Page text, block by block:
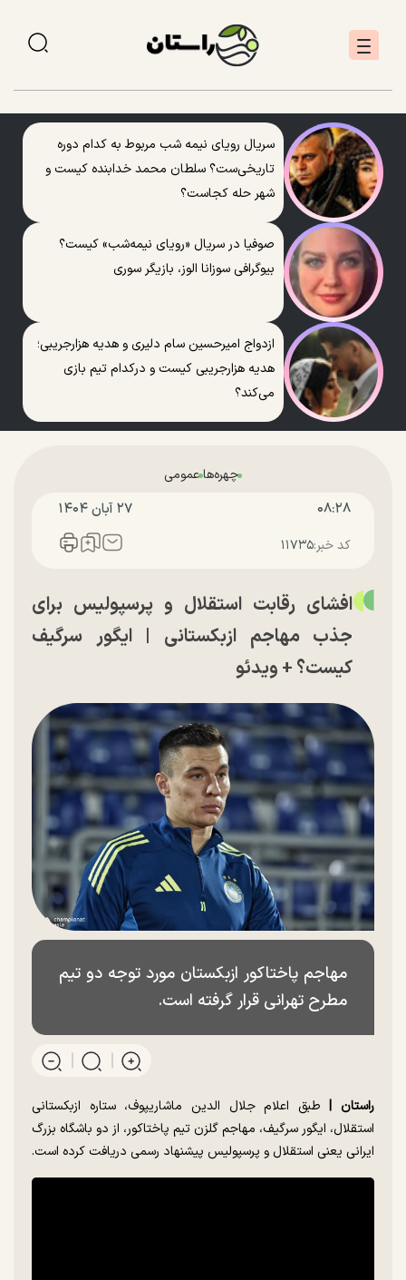
سریال رویای نیمه شب مربوط به کدام دوره
تاریخی‌ست؟ سلطان محمد خدابنده کیست و
شهر حله کجاست؟
صوفیا در سریال «رویای نیمه‌شب» کیست؟
بیوگرافی سوزانا الوز، بازیگر سوری
ازدواج امیرحسین سام دلیری و هدیه هزارجریبی؛
هدیه هزارجریبی کیست و درکدام تیم بازی
می‌کند؟
چهره‌هاعمومی
۰۸:۲۸ ۲۷ آبان ۱۴۰۴
کد خبر:۱۱۷۳۵
افشای رقابت استقلال و پرسپولیس برای
جذب مهاجم ازبکستانی | ایگور سرگیف
کیست؟ + ویدئو
مهاجم پاختاکور ازبکستان مورد توجه دو تیم
مطرح تهرانی قرار گرفته است.
راستان |طبق اعلام جلال‌ الدین ماشاریپوف، ستاره ازبکستانی
استقلال، ایگور سرگیف، مهاجم گلزن تیم پاختاکور، از دو باشگاه بزرگ
ایرانی یعنی استقلال و پرسپولیس پیشنهاد رسمی دریافت کرده است.